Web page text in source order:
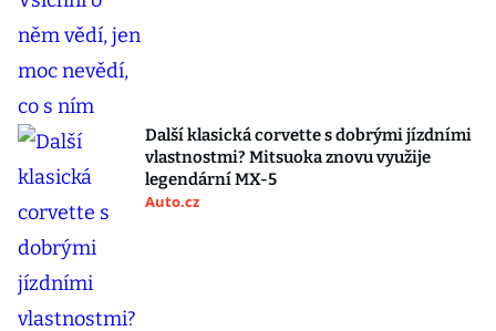
Další klasická corvette s dobrými jízdními
vlastnostmi? Mitsuoka znovu využije
legendární MX-5
Auto.cz